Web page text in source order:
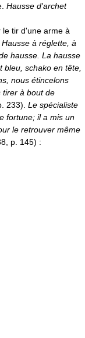
Hausse d'archet
le tir d'une arme à
Hausse à réglette, à
hausse. La hausse
bleu, schako en tête,
nous étincelons
tirer à bout de
233). Le spécialiste
fortune; il a mis un
le retrouver même
p. 145) :